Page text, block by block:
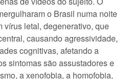
o Brasil numa noite
vírus letal, degenerativo, que
causando agressividade,
cognitivas, afetando a
sintomas são assustadores e
a xenofobia, a homofobia,